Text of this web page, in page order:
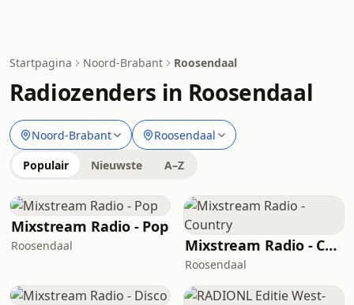
Startpagina Noord-Brabant Roosendaal
Radiozenders in Roosendaal
Noord-Brabant Roosendaal
Populair Nieuwste A–Z
Mixstream Radio - Pop
Roosendaal Mixstream Radio - Country
Roosendaal